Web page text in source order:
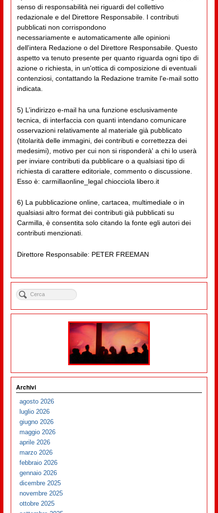
senso di responsabilità nei riguardi del collettivo
redazionale e del Direttore Responsabile. I contributi
pubblicati non corrispondono
necessariamente e automaticamente alle opinioni
dell'intera Redazione o del Direttore Responsabile. Questo
aspetto va tenuto presente per quanto riguarda ogni tipo di
azione o richiesta, in un'ottica di composizione di eventuali
contenziosi, contattando la Redazione tramite l'e-mail sotto
indicata.
5) L’indirizzo e-mail ha una funzione esclusivamente
tecnica, di interfaccia con quanti intendano comunicare
osservazioni relativamente al materiale già pubblicato
(titolarità delle immagini, dei contributi e correttezza dei
medesimi), motivo per cui non si risponderà' a chi lo userà
per inviare contributi da pubblicare o a qualsiasi tipo di
richiesta di carattere editoriale, commento o discussione.
Esso è: carmillaonline_legal chiocciola libero.it
6) La pubblicazione online, cartacea, multimediale o in
qualsiasi altro format dei contributi già pubblicati su
Carmilla, è consentita solo citando la fonte egli autori dei
contributi menzionati.
Direttore Responsabile: PETER FREEMAN
Archivi
agosto 2026
luglio 2026
giugno 2026
maggio 2026
aprile 2026
marzo 2026
febbraio 2026
gennaio 2026
dicembre 2025
novembre 2025
ottobre 2025